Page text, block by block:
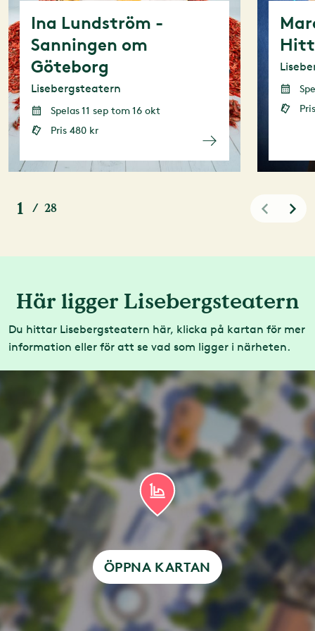
Ina Lundström -
Sanningen om
Göteborg
Lisebergsteatern
Spelas 11 sep tom 16 okt
Pris 480 kr
1 / 28
Här ligger Lisebergsteatern
Du hittar Lisebergsteatern här, klicka på kartan för mer
information eller för att se vad som ligger i närheten.
ÖPPNA KARTAN